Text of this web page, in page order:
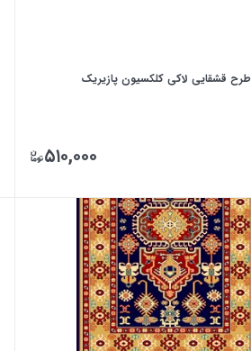
قشقایی لاکی کلکسیون پازیریک
۵۱۰,۰۰۰